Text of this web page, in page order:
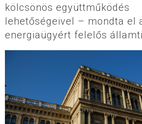
kölcsönös együttműködés
lehetőségeivel – mondta el
energiaügyért felelős